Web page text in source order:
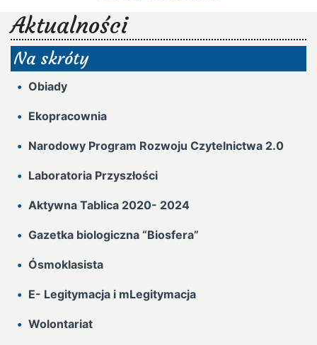
Aktualności
Na skróty
Obiady
Ekopracownia
Narodowy Program Rozwoju Czytelnictwa 2.0
Laboratoria Przyszłości
Aktywna Tablica 2020- 2024
Gazetka biologiczna “Biosfera”
Ósmoklasista
E- Legitymacja i mLegitymacja
Wolontariat